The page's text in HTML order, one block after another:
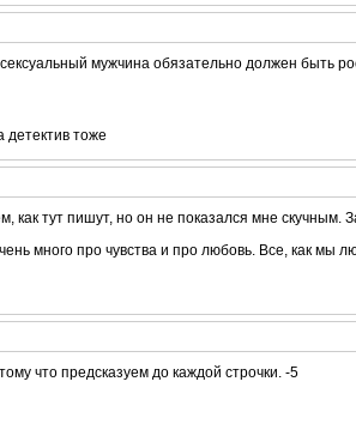
мужчина обязательно должен быть
детектив тоже
как тут пишут, но он не показался мне скучным.
много про чувства и про любовь. Все, как мы
что предсказуем до каждой строчки. -5